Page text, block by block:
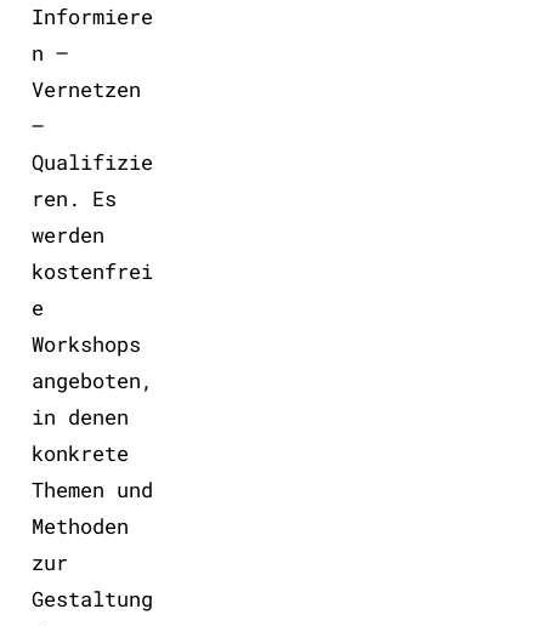
Informiere
n –
Vernetzen
–
Qualifizie
ren. Es
werden
kostenfrei
e
Workshops
angeboten,
in denen
konkrete
Themen und
Methoden
zur
Gestaltung